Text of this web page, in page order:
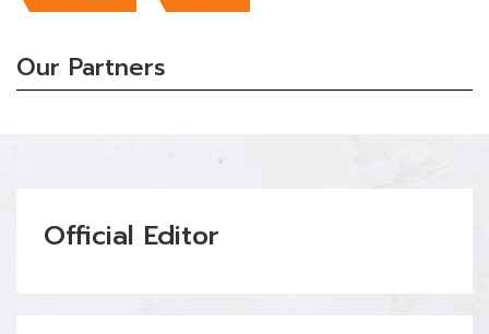
Our Partners
Official Editor